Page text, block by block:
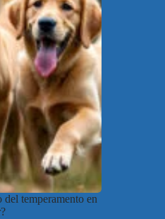
del temperamento en